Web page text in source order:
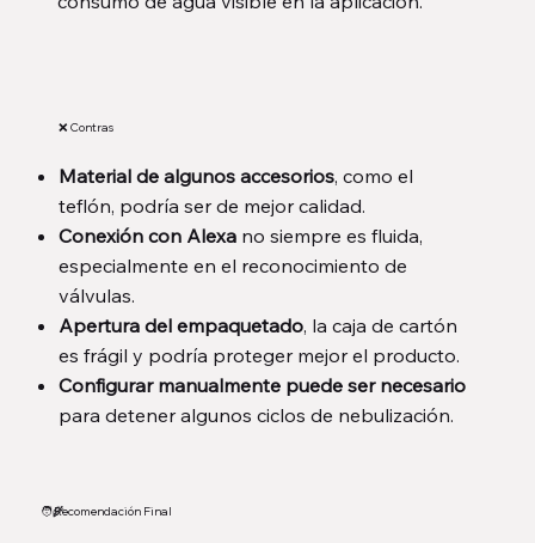
❌ Contras
Material de algunos accesorios, como el
teflón, podría ser de mejor calidad.
Conexión con Alexano siempre es fluida,
especialmente en el reconocimiento de
válvulas.
Apertura del empaquetado, la caja de cartón
es frágil y podría proteger mejor el producto.
Configurar manualmente puede ser necesario
para detener algunos ciclos de nebulización.
🧑‍🌾Recomendación Final